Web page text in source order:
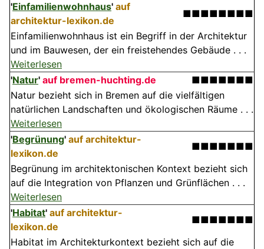
'Einfamilienwohnhaus' auf
architektur-lexikon.de
■■■■■■■■
Einfamilienwohnhaus ist ein Begriff in der Architektur
und im Bauwesen, der ein freistehendes Gebäude . . .
Weiterlesen
'Natur' auf bremen-huchting.de
■■■■■■■
Natur bezieht sich in Bremen auf die vielfältigen
natürlichen Landschaften und ökologischen Räume . . .
Weiterlesen
'Begrünung' auf architektur-
lexikon.de
■■■■■■■
Begrünung im architektonischen Kontext bezieht sich
auf die Integration von Pflanzen und Grünflächen . . .
Weiterlesen
'Habitat' auf architektur-
lexikon.de
■■■■■■■
Habitat im Architekturkontext bezieht sich auf die